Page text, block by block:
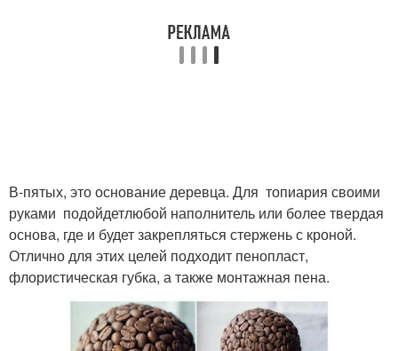
В-пятых, это основание деревца. Для топиария своими
руками подойдетлюбой наполнитель или более твердая
основа, где и будет закрепляться стержень с кроной.
Отлично для этих целей подходит пенопласт,
флористическая губка, а также монтажная пена.